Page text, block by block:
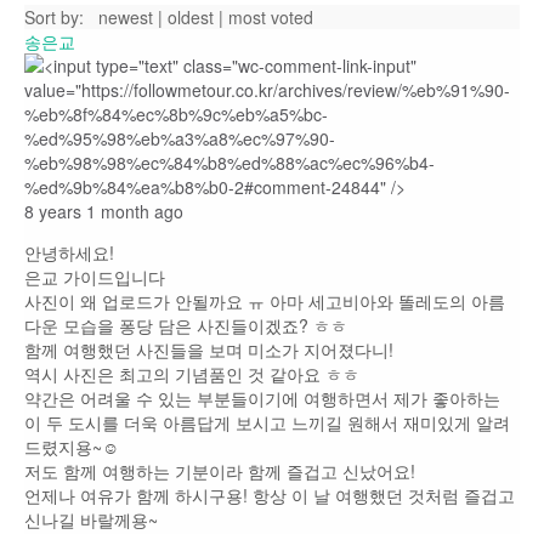
Sort by: newest | oldest | most voted
송은교
8 years 1 month ago
안녕하세요!
은교 가이드입니다
사진이 왜 업로드가 안될까요 ㅠ 아마 세고비아와 똘레도의 아름
다운 모습을 퐁당 담은 사진들이겠죠? ㅎㅎ
함께 여행했던 사진들을 보며 미소가 지어졌다니!
역시 사진은 최고의 기념품인 것 같아요 ㅎㅎ
약간은 어려울 수 있는 부분들이기에 여행하면서 제가 좋아하는
이 두 도시를 더욱 아름답게 보시고 느끼길 원해서 재미있게 알려
드렸지용~☺
저도 함께 여행하는 기분이라 함께 즐겁고 신났어요!
언제나 여유가 함께 하시구용! 항상 이 날 여행했던 것처럼 즐겁고
신나길 바랄께용~